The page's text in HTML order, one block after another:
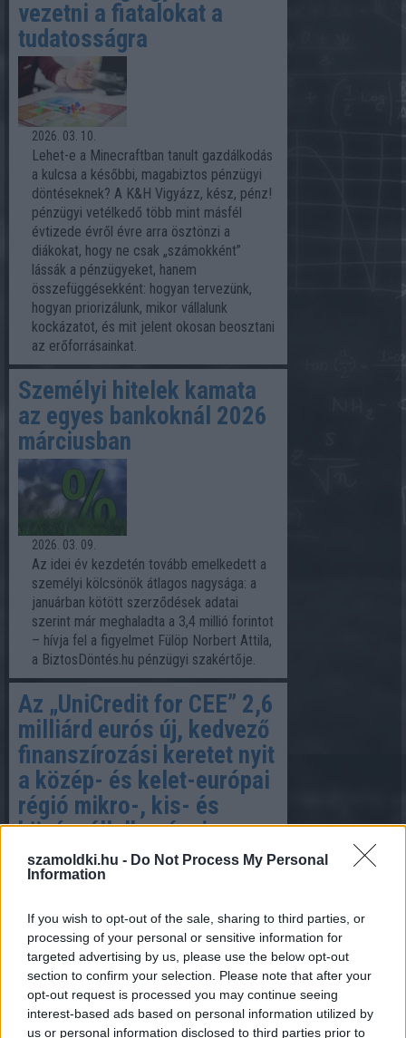
szamoldki.hu - Do Not Process My Personal
Information
If you wish to opt-out of the sale, sharing to third parties, or
processing of your personal or sensitive information for
targeted advertising by us, please use the below opt-out
section to confirm your selection. Please note that after your
opt-out request is processed you may continue seeing
interest-based ads based on personal information utilized by
us or personal information disclosed to third parties prior to
vezetni a fiatalokat a
tudatosságra
2026. 03. 10.
Lehet-e a Minecraftban tanult gazdálkodás
a kulcsa a későbbi, magabiztos pénzügyi
döntéseknek? A K&H Vigyázz, kész, pénz!
pénzügyi vetélkedő több mint másfél
évtizede évről évre arra ösztönzi a
diákokat, hogy ne csak „számokként”
lássák a pénzügyeket, hanem
összefüggésekként: hogyan tervezünk,
hogyan priorizálunk, mikor vállalunk
kockázatot, és mit jelent okosan beosztani
az erőforrásainkat.
Személyi hitelek kamata
az egyes bankoknál 2026
márciusban
2026. 03. 09.
Az idei év kezdetén tovább emelkedett a
személyi kölcsönök átlagos nagysága: a
januárban kötött szerződések adatai
szerint már meghaladta a 3,4 millió forintot
– hívja fel a figyelmet Fülöp Norbert Attila,
a BiztosDöntés.hu pénzügyi szakértője.
Az „UniCredit for CEE” 2,6
milliárd eurós új, kedvező
finanszírozási keretet nyit
a közép- és kelet-európai
régió mikro-, kis- és
középvállalkozásai
számára
2026. 03. 06.
Az UniCredit elindította az „UniCredit for
CEE” kezdeményezés következő
szakaszát, ami 2027 végéig több mint 2,6
milliárd eurónyi finanszírozási megoldással